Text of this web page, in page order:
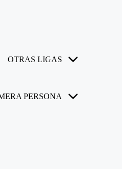
OTRAS LIGAS
PERSONA